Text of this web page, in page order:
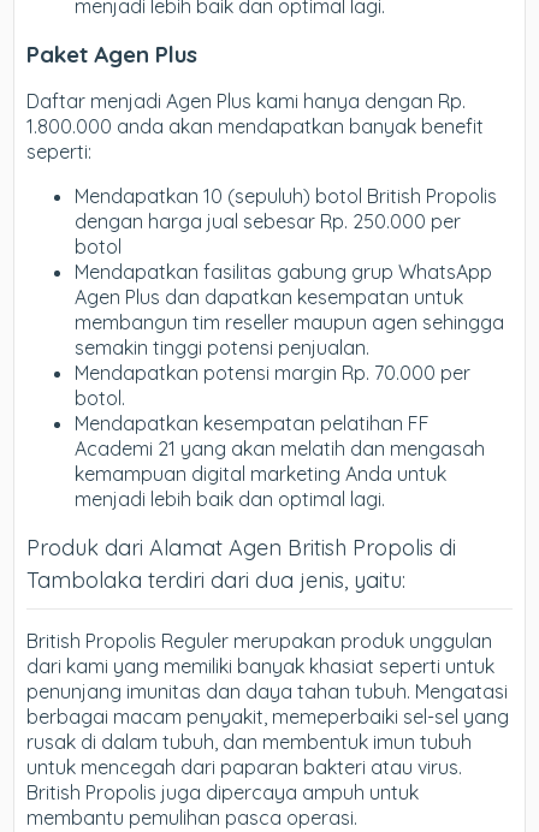
menjadi lebih baik dan optimal lagi.
Paket Agen Plus
Daftar menjadi Agen Plus kami hanya dengan Rp.
1.800.000 anda akan mendapatkan banyak benefit
seperti:
Mendapatkan 10 (sepuluh) botol British Propolis
dengan harga jual sebesar Rp. 250.000 per
botol
Mendapatkan fasilitas gabung grup WhatsApp
Agen Plus dan dapatkan kesempatan untuk
membangun tim reseller maupun agen sehingga
semakin tinggi potensi penjualan.
Mendapatkan potensi margin Rp. 70.000 per
botol.
Mendapatkan kesempatan pelatihan FF
Academi 21 yang akan melatih dan mengasah
kemampuan digital marketing Anda untuk
menjadi lebih baik dan optimal lagi.
Produk dari Alamat Agen British Propolis di
Tambolaka terdiri dari dua jenis, yaitu:
British Propolis Reguler merupakan produk unggulan
dari kami yang memiliki banyak khasiat seperti untuk
penunjang imunitas dan daya tahan tubuh. Mengatasi
berbagai macam penyakit, memeperbaiki sel-sel yang
rusak di dalam tubuh, dan membentuk imun tubuh
untuk mencegah dari paparan bakteri atau virus.
British Propolis juga dipercaya ampuh untuk
membantu pemulihan pasca operasi.